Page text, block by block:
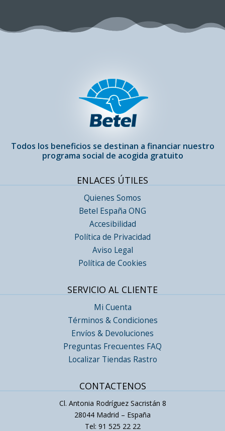
Todos los beneficios se destinan a financiar nuestro
programa social de acogida gratuito
ENLACES ÚTILES
Quienes Somos
Betel España ONG
Accesibilidad
Política de Privacidad
Aviso Legal
Política de Cookies
SERVICIO AL CLIENTE
Mi Cuenta
Términos & Condiciones
Envíos & Devoluciones
Preguntas Frecuentes FAQ
Localizar Tiendas Rastro
CONTACTENOS
Cl. Antonia Rodríguez Sacristán 8
28044 Madrid – España
Tel: 91 525 22 22